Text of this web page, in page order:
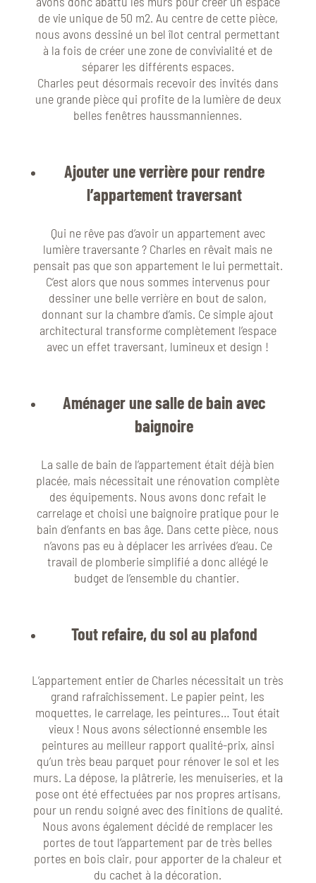
de vie unique de 50 m2. Au centre de cette pièce,
nous avons dessiné un bel îlot central permettant
à la fois de créer une zone de convivialité et de
séparer les différents espaces.
Charles peut désormais recevoir des invités dans
une grande pièce qui profite de la lumière de deux
belles fenêtres haussmanniennes.
Ajouter une verrière pour rendre
l’appartement traversant
Qui ne rêve pas d’avoir un appartement avec
lumière traversante ? Charles en rêvait mais ne
pensait pas que son appartement le lui permettait.
C’est alors que nous sommes intervenus pour
dessiner une belle verrière en bout de salon,
donnant sur la chambre d’amis. Ce simple ajout
architectural transforme complètement l’espace
avec un effet traversant, lumineux et design !
Aménager une salle de bain avec
baignoire
La salle de bain de l’appartement était déjà bien
placée, mais nécessitait une rénovation complète
des équipements. Nous avons donc refait le
carrelage et choisi une baignoire pratique pour le
bain d’enfants en bas âge. Dans cette pièce, nous
n’avons pas eu à déplacer les arrivées d’eau. Ce
travail de plomberie simplifié a donc allégé le
budget de l’ensemble du chantier.
Tout refaire, du sol au plafond
L’appartement entier de Charles nécessitait un très
grand rafraîchissement. Le papier peint, les
moquettes, le carrelage, les peintures… Tout était
vieux ! Nous avons sélectionné ensemble les
peintures au meilleur rapport qualité-prix, ainsi
qu’un très beau parquet pour rénover le sol et les
murs. La dépose, la plâtrerie, les menuiseries, et la
pose ont été effectuées par nos propres artisans,
pour un rendu soigné avec des finitions de qualité.
Nous avons également décidé de remplacer les
portes de tout l’appartement par de très belles
portes en bois clair, pour apporter de la chaleur et
du cachet à la décoration.